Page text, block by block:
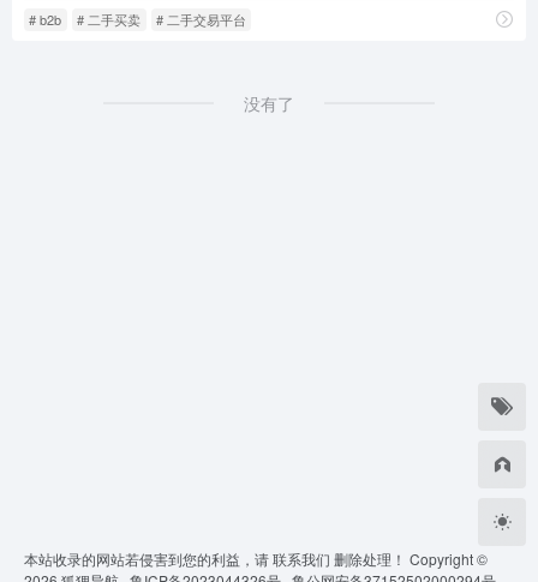
# b2b # 二手买卖 # 二手交易平台
没有了
本站收录的网站若侵害到您的利益，请联系我们 删除处理！ Copyright ©